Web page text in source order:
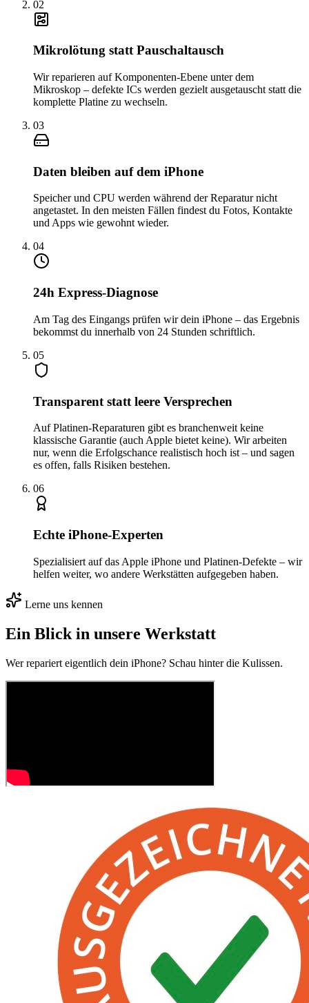
02
Mikrolötung statt Pauschaltausch
Wir reparieren auf Komponenten-Ebene unter dem
Mikroskop – defekte ICs werden gezielt ausgetauscht statt die
komplette Platine zu wechseln.
03
Daten bleiben auf dem iPhone
Speicher und CPU werden während der Reparatur nicht
angetastet. In den meisten Fällen findest du Fotos, Kontakte
und Apps wie gewohnt wieder.
04
24h Express-Diagnose
Am Tag des Eingangs prüfen wir dein iPhone – das Ergebnis
bekommst du innerhalb von 24 Stunden schriftlich.
05
Transparent statt leere Versprechen
Auf Platinen-Reparaturen gibt es branchenweit keine
klassische Garantie (auch Apple bietet keine). Wir arbeiten
nur, wenn die Erfolgschance realistisch hoch ist – und sagen
es offen, falls Risiken bestehen.
06
Echte iPhone-Experten
Spezialisiert auf das Apple iPhone und Platinen-Defekte – wir
helfen weiter, wo andere Werkstätten aufgegeben haben.
Lerne uns kennen
Ein Blick in unsere Werkstatt
Wer repariert eigentlich dein iPhone? Schau hinter die Kulissen.